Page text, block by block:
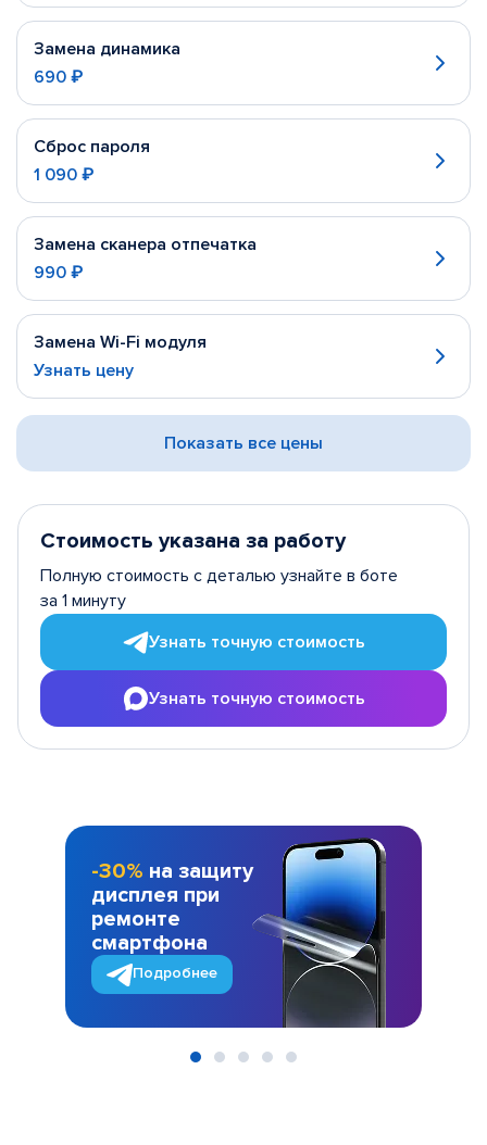
Замена динамика
690 ₽
Сброс пароля
1 090 ₽
Замена сканера отпечатка
990 ₽
Замена Wi-Fi модуля
Узнать цену
Показать все цены
Стоимость указана за работу
Полную стоимость с деталью узнайте в боте
за 1 минуту
Узнать точную стоимость
Узнать точную стоимость
-30% на защиту
дисплея при
ремонте
смартфона
Подробнее